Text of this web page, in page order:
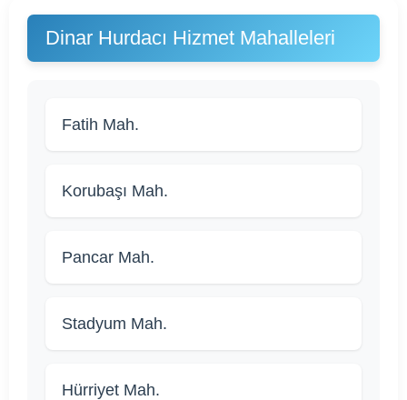
Dinar Hurdacı Hizmet Mahalleleri
Fatih Mah.
Korubaşı Mah.
Pancar Mah.
Stadyum Mah.
Hürriyet Mah.